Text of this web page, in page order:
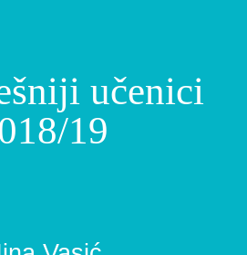
učenici
19